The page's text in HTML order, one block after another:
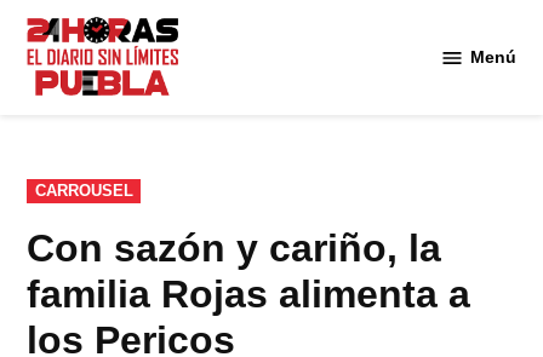
Saltar
contenido
Menú
PUBLICADO
EN
CARROUSEL
Con sazón y cariño, la
familia Rojas alimenta a
los Pericos